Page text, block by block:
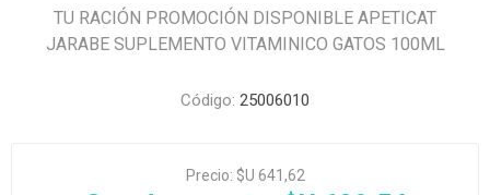
TU RACIÓN PROMOCIÓN DISPONIBLE APETICAT
JARABE SUPLEMENTO VITAMINICO GATOS 100ML
Código: 25006010
Precio: $U 641,62